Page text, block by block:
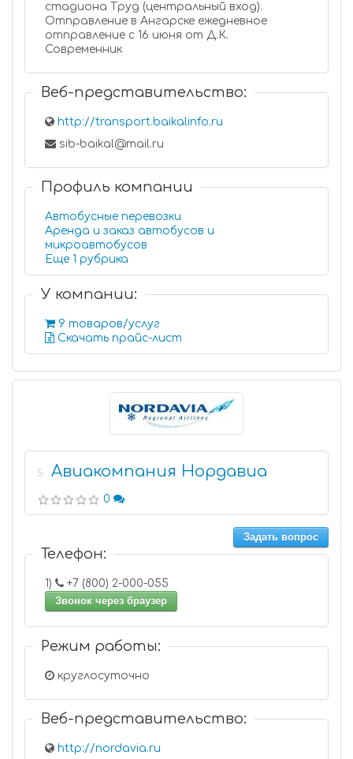
стадиона Труд (центральный вход).
Отправление в Ангарске ежедневное
отправление с 16 июня от Д.К.
Современник
Веб-представительство:
http://transport.baikalinfo.ru
sib-baikal@mail.ru
Профиль компании
Автобусные перевозки
Аренда и заказ автобусов и
микроавтобусов
Еще 1 рубрика
У компании:
9 товаров/услуг
Скачать прайс-лист
5 Авиакомпания Нордавиа
0
Задать вопрос
Телефон:
1)
+7 (800) 2-000-055
Звонок через браузер
Режим работы:
круглосуточно
Веб-представительство:
http://nordavia.ru